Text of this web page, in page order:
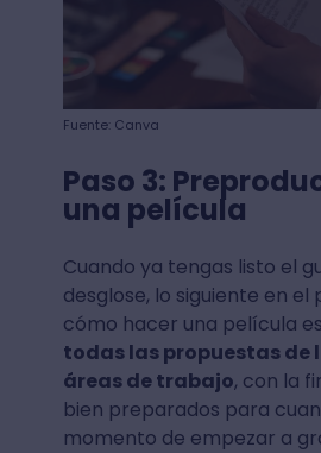
Fuente: Canva
Paso 3:
una película
Cuando ya tengas listo el
desglose, lo siguiente en el
cómo hacer una película es
todas las propuestas de
áreas de trabajo, con la
bien preparados para
momento de empezar a